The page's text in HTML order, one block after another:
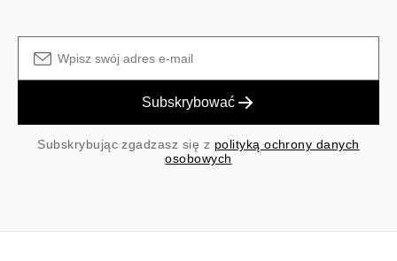
Subskrybować
Subskrybując zgadzasz się z polityką ochrony danych
osobowych